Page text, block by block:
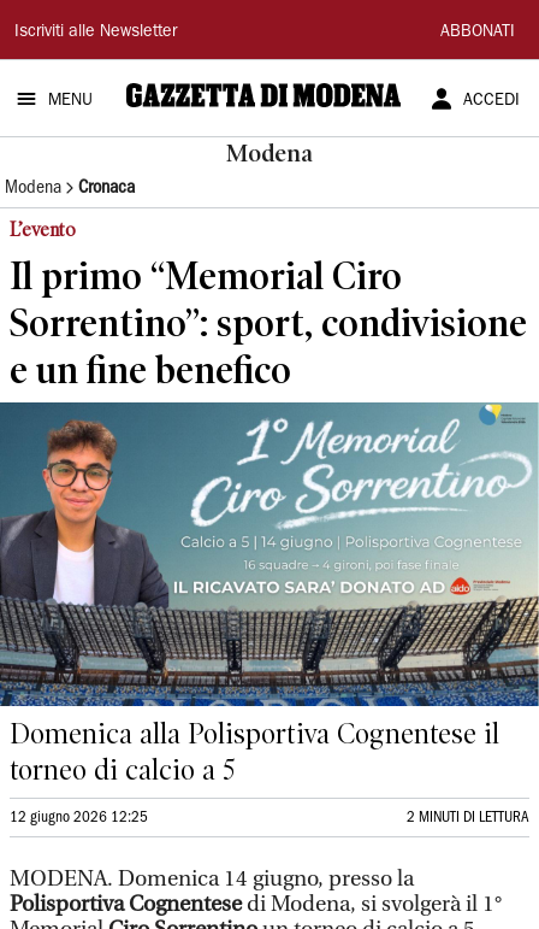
Gazzetta
di
Modena
Iscriviti alle Newsletter ABBONATI
MENU ACCEDI
Modena
Modena Cronaca
L’evento
Il primo “Memorial Ciro
Sorrentino”: sport, condivisione
e un fine benefico
Domenica alla Polisportiva Cognentese il
torneo di calcio a 5
12 giugno 2026 12:25 2 MINUTI DI LETTURA
MODENA. Domenica 14 giugno, presso la
Polisportiva Cognentesedi Modena, si svolgerà il 1°